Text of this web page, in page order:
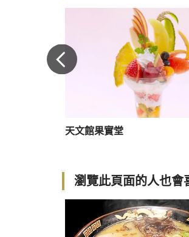
天文館果實堂
瀏覽此頁面的人也會